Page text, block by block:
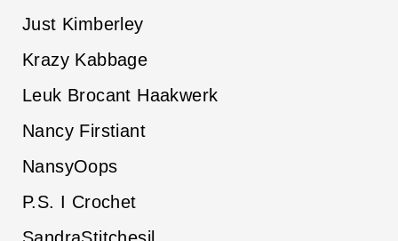
Just Kimberley
Krazy Kabbage
Leuk Brocant Haakwerk
Nancy Firstiant
NansyOops
P.S. I Crochet